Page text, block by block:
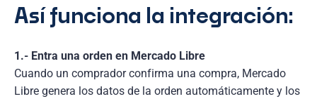
Así funciona la integración:
1.- Entra una orden en Mercado Libre
Cuando un comprador confirma una compra, Mercado
Libre genera los datos de la orden automáticamente y los